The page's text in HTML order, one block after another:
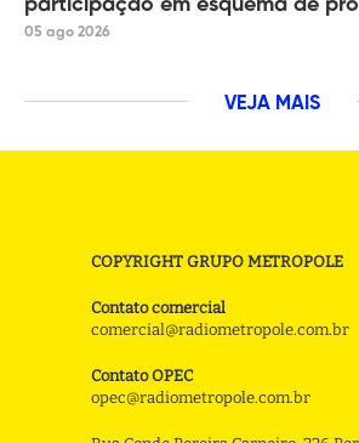
participação em esquema de
05 ago 2026
VEJA MAIS
COPYRIGHT GRUPO METROPOLE
Contato comercial
comercial@radiometropole.com.br
Contato OPEC
opec@radiometropole.com.br